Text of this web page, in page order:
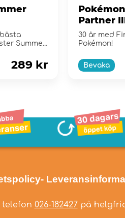
Summer
289 kr
Partner
30 år med
Pokémon!
Bevaka
-
telefon 026-182427på helgfria